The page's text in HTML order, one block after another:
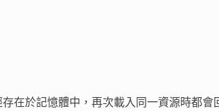
在於記憶體中，再次載入同一資源時都會